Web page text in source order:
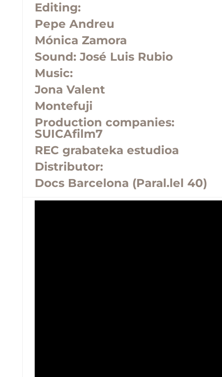
Editing:
Pepe Andreu
Mónica Zamora
Sound: José Luis Rubio
Music:
Jona Valent
Montefuji
Production companies:
SUICAfilm7
REC grabateka estudioa
Distributor:
Docs Barcelona (Paral.lel 40)